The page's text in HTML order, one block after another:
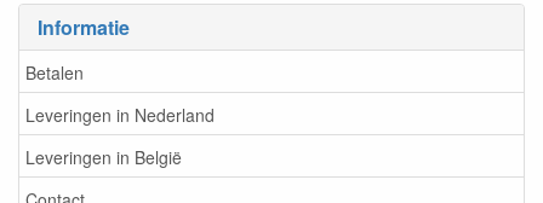
Informatie
Betalen
Leveringen in Nederland
Leveringen in België